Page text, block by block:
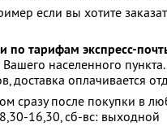
если вы хотите
по тарифам экспресс-
населенного
доставка оплачивается
сразу после покупки в
16,30, сб-вс: выходной